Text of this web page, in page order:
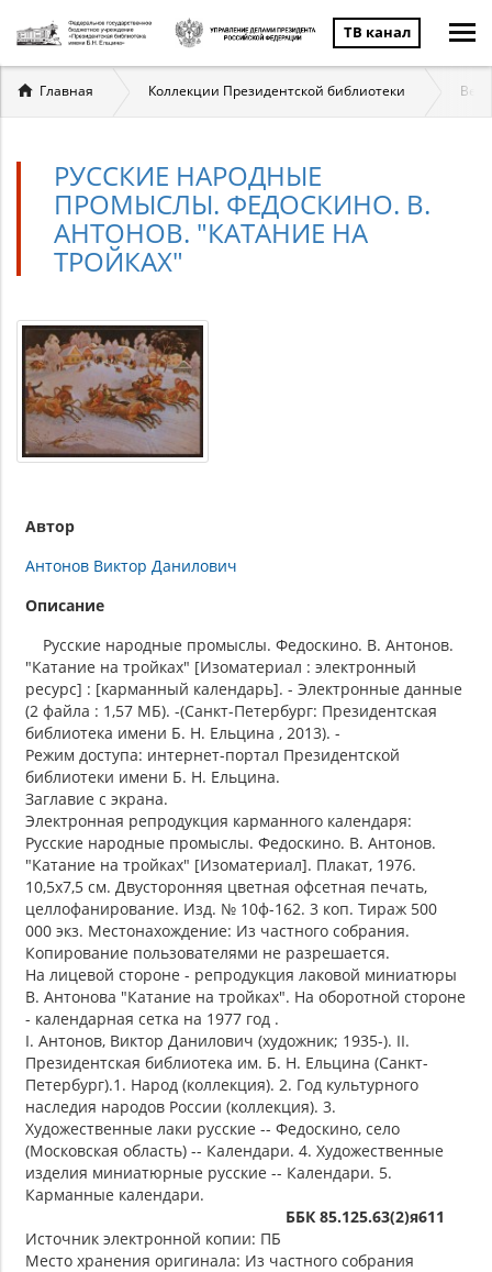
ТВ канал
Вы
здесь
Главная Коллекции Президентской библиотеки
РУССКИЕ НАРОДНЫЕ
ПРОМЫСЛЫ. ФЕДОСКИНО. В.
АНТОНОВ. "КАТАНИЕ НА
ТРОЙКАХ"
Автор
Антонов Виктор Данилович
Описание
Русские народные промыслы. Федоскино. В. Антонов.
"Катание на тройках" [Изоматериал : электронный
ресурс] : [карманный календарь]. - Электронные данные
(2 файла : 1,57 МБ). -(Санкт-Петербург: Президентская
библиотека имени Б. Н. Ельцина , 2013). -
Режим доступа: интернет-портал Президентской
библиотеки имени Б. Н. Ельцина.
Заглавие с экрана.
Электронная репродукция карманного календаря:
Русские народные промыслы. Федоскино. В. Антонов.
"Катание на тройках" [Изоматериал]. Плакат, 1976.
10,5х7,5 см. Двусторонняя цветная офсетная печать,
целлофанирование. Изд. № 10ф-162. 3 коп. Тираж 500
000 экз. Местонахождение: Из частного собрания.
Копирование пользователями не разрешается.
На лицевой стороне - репродукция лаковой миниатюры
В. Антонова "Катание на тройках". На оборотной стороне
- календарная сетка на 1977 год .
I. Антонов, Виктор Данилович (художник; 1935-). II.
Президентская библиотека им. Б. Н. Ельцина (Санкт-
Петербург).1. Народ (коллекция). 2. Год культурного
наследия народов России (коллекция). 3.
Художественные лаки русские -- Федоскино, село
(Московская область) -- Календари. 4. Художественные
изделия миниатюрные русские -- Календари. 5.
Карманные календари.
ББК 85.125.63(2)я611
Источник электронной копии: ПБ
Место хранения оригинала: Из частного собрания